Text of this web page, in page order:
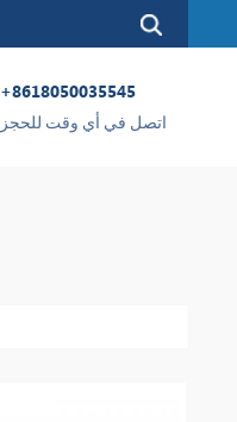
+8618050035545
اتصل في أي وقت للحجز